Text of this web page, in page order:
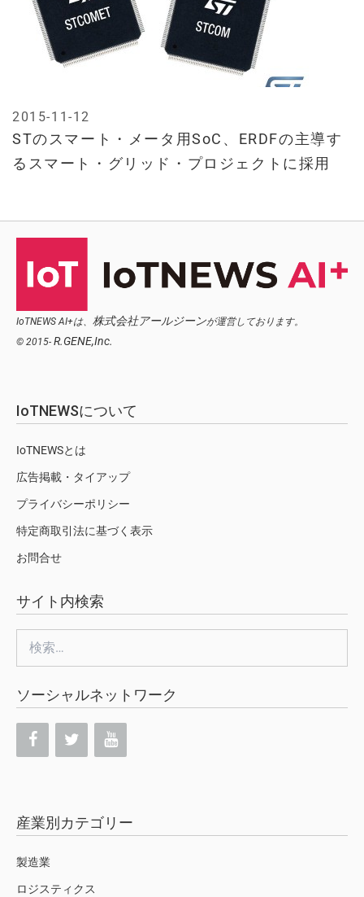
STのスマート・メータ用SoC、ERDFの主導す
るスマート・グリッド・プロジェクトに採用
2015-11-12
IoTNEWS AI+は、 株式会社アールジーンが運営しております。
© 2015- R.GENE,Inc.
IoTNEWSについて
IoTNEWSとは
広告掲載・タイアップ
プライバシーポリシー
特定商取引法に基づく表示
お問合せ
サイト内検索
索:
ソーシャルネットワーク
産業別カテゴリー
製造業
ロジスティクス